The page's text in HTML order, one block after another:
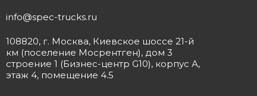
info@spec-trucks.ru
108820, г. Москва, Киевское шоссе 21-й
км (поселение Мосрентген), дом 3
строение 1 (Бизнес-центр G10), корпус А,
этаж 4, помещение 4.5